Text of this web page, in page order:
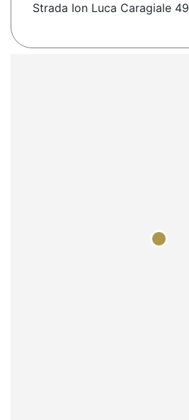
Strada Ion Luca Caragiale 49